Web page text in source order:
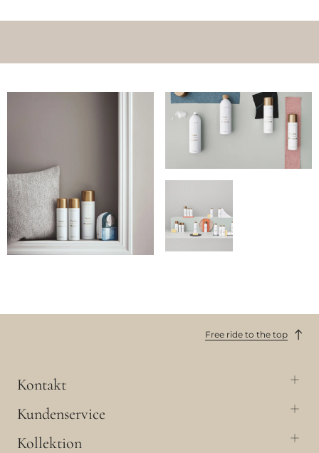
Free ride to the top
Kontakt
Kundenservice
Kollektion